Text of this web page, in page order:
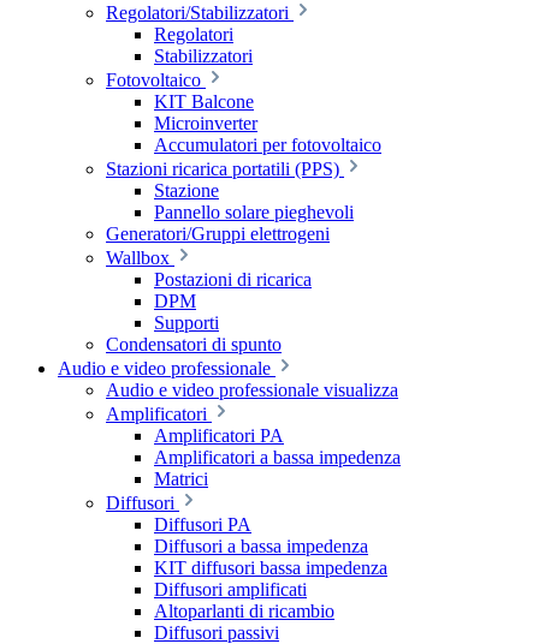
Regolatori/Stabilizzatori
Regolatori
Stabilizzatori
Fotovoltaico
KIT Balcone
Microinverter
Accumulatori per fotovoltaico
Stazioni ricarica portatili (PPS)
Stazione
Pannello solare pieghevoli
Generatori/Gruppi elettrogeni
Wallbox
Postazioni di ricarica
DPM
Supporti
Condensatori di spunto
Audio e video professionale
Audio e video professionale visualizza
Amplificatori
Amplificatori PA
Amplificatori a bassa impedenza
Matrici
Diffusori
Diffusori PA
Diffusori a bassa impedenza
KIT diffusori bassa impedenza
Diffusori amplificati
Altoparlanti di ricambio
Diffusori passivi